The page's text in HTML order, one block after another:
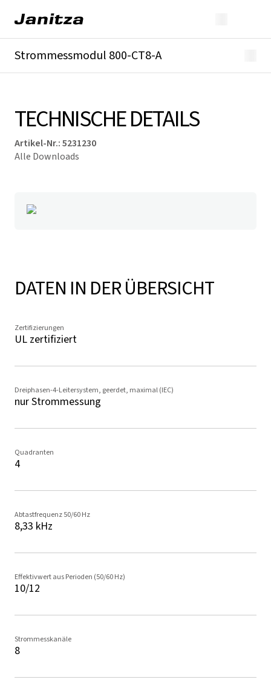
Strommessmodul 800-CT8-A
TECHNISCHE DETAILS
Artikel-Nr.:5231230
Alle Downloads
DATEN IN DER ÜBERSICHT
Zertifizierungen
UL zertifiziert
Dreiphasen-4-Leitersystem, geerdet, maximal (IEC)
nur Strommessung
Quadranten
4
Abtastfrequenz 50/60 Hz
8,33 kHz
Effektivwert aus Perioden (50/60 Hz)
10/12
Strommesskanäle
8